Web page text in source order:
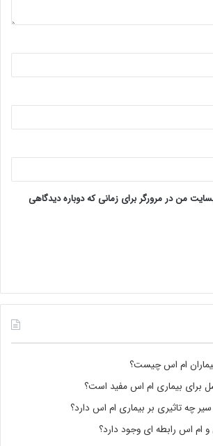
من در مرورگر برای زمانی که دوباره دیدگاهی
ام اس چیست؟
برای بیماری ام اس مفید است؟
چه تاثیری بر بیماری ام اس دارد؟
ام اس رابطه ای وجود دارد؟